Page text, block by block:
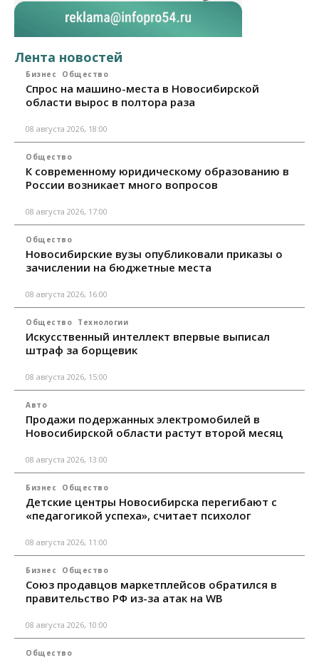
Лента новостей
Бизнес Общество
Спрос на машино-места в Новосибирской
области вырос в полтора раза
08 августа 2026, 18:00
Общество
К современному юридическому образованию в
России возникает много вопросов
08 августа 2026, 17:00
Общество
Новосибирские вузы опубликовали приказы о
зачислении на бюджетные места
08 августа 2026, 16:00
Общество Технологии
Искусственный интеллект впервые выписал
штраф за борщевик
08 августа 2026, 15:00
Авто
Продажи подержанных электромобилей в
Новосибирской области растут второй месяц
08 августа 2026, 13:00
Бизнес Общество
Детские центры Новосибирска перегибают с
«педагогикой успеха», считает психолог
08 августа 2026, 11:00
Бизнес Общество
Союз продавцов маркетплейсов обратился в
правительство РФ из-за атак на WB
08 августа 2026, 10:00
Общество